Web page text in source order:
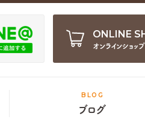
ONLINE
オンラインショップ
BLOG
ブログ